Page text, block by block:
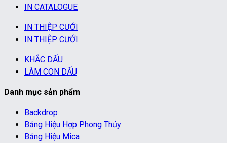
IN CATALOGUE
IN THIỆP CƯỚI
IN THIỆP CƯỚI
KHẮC DẤU
LÀM CON DẤU
Danh mục sản phẩm
Backdrop
Bảng Hiệu Hợp Phong Thủy
Bảng Hiệu Mica